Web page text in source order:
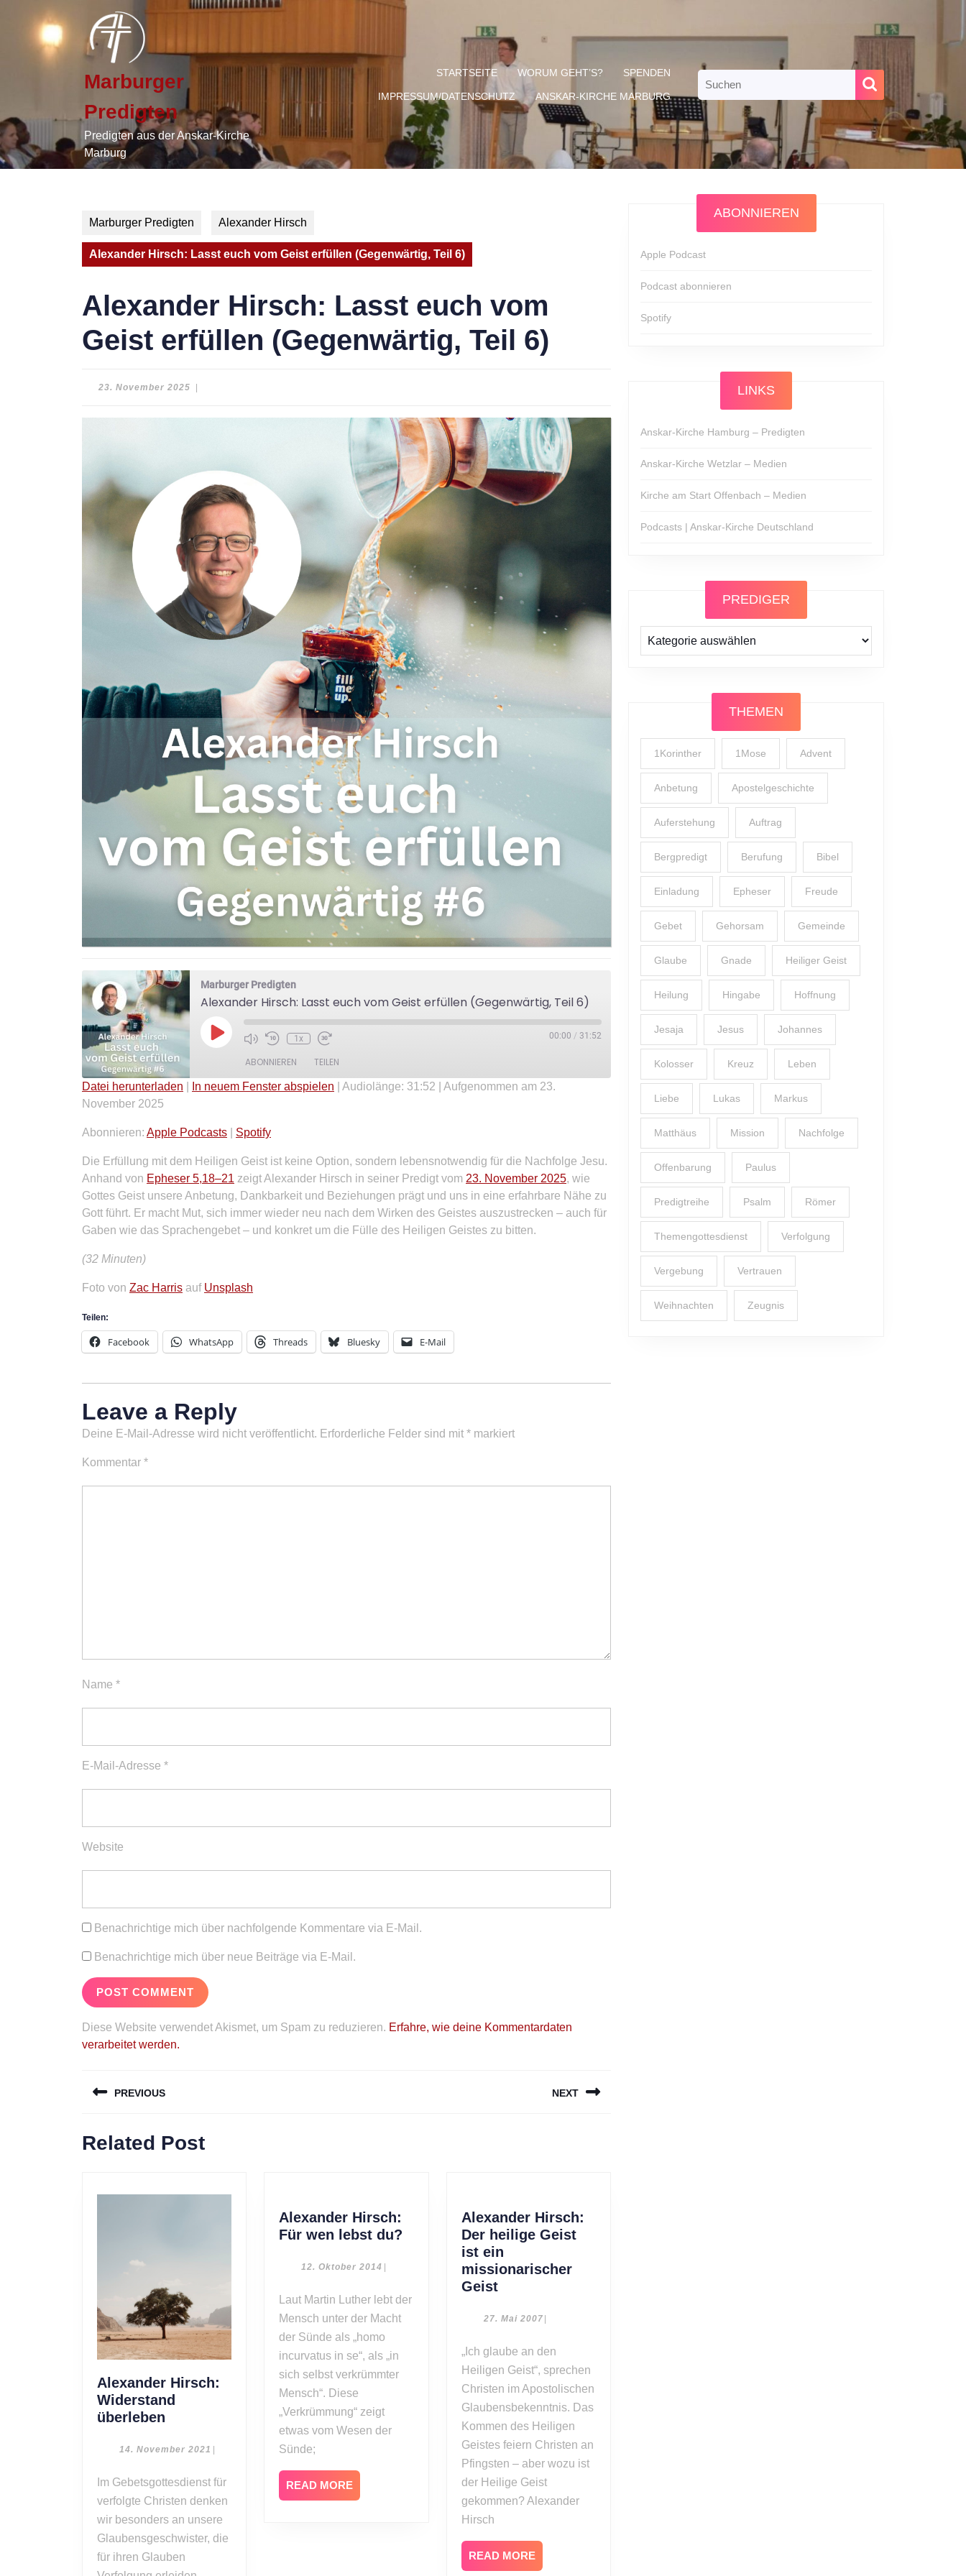
content
Marburger
Predigten
Predigten aus der Anskar-Kirche
Marburg
STARTSEITE WORUM GEHT’S? SPENDEN
IMPRESSUM/DATENSCHUTZ ANSKAR-KIRCHE MARBURG
for:
Marburger Predigten Alexander Hirsch
Alexander Hirsch: Lasst euch vom Geist erfüllen (Gegenwärtig, Teil 6)
Alexander Hirsch: Lasst euch vom
Geist erfüllen (Gegenwärtig, Teil 6)
23. November 2025 23.
Marburger Predigten
Alexander Hirsch: Lasst euch vom Geist erfüllen (Gegenwärtig, Teil 6)
Play
Episode
1x 00:00 / 31:52
ABONNIEREN TEILEN
Apple Podcasts
RSS FEED
TEILEN
LINK
EMBED
Datei herunterladen In neuem Fenster abspielen Audiolänge: 31:52
Aufgenommen am 23.
November 2025
Abonnieren: Apple Podcasts Spotify
Die Erfüllung mit dem Heiligen Geist ist keine Option, sondern lebensnotwendig für die Nachfolge Jesu.
Anhand von Epheser 5,18–21 zeigt Alexander Hirsch in seiner Predigt vom 23. November 2025, wie
Gottes Geist unsere Anbetung, Dankbarkeit und Beziehungen prägt und uns in eine erfahrbare Nähe zu
Gott führt. Er macht Mut, sich immer wieder neu nach dem Wirken des Geistes auszustrecken – auch für
Gaben wie das Sprachengebet – und konkret um die Fülle des Heiligen Geistes zu bitten.
(32 Minuten)
Foto von Zac Harris auf Unsplash
Teilen:
Facebook WhatsApp Threads Bluesky E-Mail
Leave a Reply
Deine E-Mail-Adresse wird nicht veröffentlicht. Erforderliche Felder sind mit * markiert
Kommentar *
Name *
E-Mail-Adresse *
Website
Benachrichtige mich über nachfolgende Kommentare via E-Mail.
Benachrichtige mich über neue Beiträge via E-Mail.
Diese Website verwendet Akismet, um Spam zu reduzieren. Erfahre, wie deine Kommentardaten
verarbeitet werden.
PREVIOUS
post:
NEXT
Related Post
Alexander Hirsch:
Widerstand
überleben
Widerstand
14. November 2021 14.
|
verfolgte Christen denken
wir besonders an unsere
Glaubensgeschwister, die
für ihren Glauben
Alexander Hirsch:
Für wen lebst du? Alexander
lebst
12. Oktober 2014 12.
|
Mensch unter der Macht
der Sünde als „homo
incurvatus in se“, als „in
sich selbst verkrümmter
Mensch“. Diese
„Verkrümmung“ zeigt
etwas vom Wesen der
Sünde;
READ MORE
MORE
Alexander Hirsch:
Der heilige Geist
ist ein
missionarischer
GeistAlexander
Der
Geist
ist
ein
missionarischer
Geist
27. Mai 200727.
|
„Ich glaube an den
Heiligen Geist“, sprechen
Christen im Apostolischen
Glaubensbekenntnis. Das
Kommen des Heiligen
Geistes feiern Christen an
Pfingsten – aber wozu ist
der Heilige Geist
gekommen? Alexander
Hirsch
READ MOREREAD
MORE
ABONNIEREN
Apple Podcast
Podcast abonnieren
Spotify
LINKS
Anskar-Kirche Hamburg – Predigten
Anskar-Kirche Wetzlar – Medien
Kirche am Start Offenbach – Medien
Podcasts | Anskar-Kirche Deutschland
PREDIGER
Prediger
THEMEN
1Korinther 1Mose Advent
Anbetung Apostelgeschichte
Auferstehung Auftrag
Bergpredigt Berufung Bibel
Einladung Epheser Freude
Gebet Gehorsam Gemeinde
Glaube Gnade Heiliger Geist
Heilung Hingabe Hoffnung
Jesaja Jesus Johannes
Kolosser Kreuz Leben
Liebe Lukas Markus
Matthäus Mission Nachfolge
Offenbarung Paulus
Predigtreihe Psalm Römer
Themengottesdienst Verfolgung
Vergebung Vertrauen
Weihnachten Zeugnis